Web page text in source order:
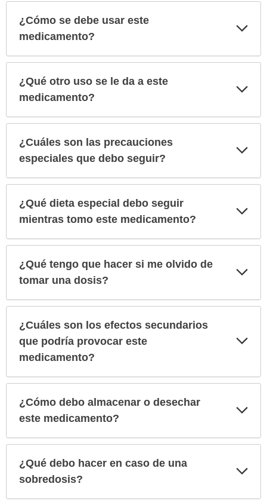
¿Cómo se debe usar este
medicamento?
¿Qué otro uso se le da a este
medicamento?
¿Cuáles son las precauciones
especiales que debo seguir?
¿Qué dieta especial debo seguir
mientras tomo este medicamento?
¿Qué tengo que hacer si me olvido de
tomar una dosis?
¿Cuáles son los efectos secundarios
que podría provocar este
medicamento?
¿Cómo debo almacenar o desechar
este medicamento?
¿Qué debo hacer en caso de una
sobredosis?